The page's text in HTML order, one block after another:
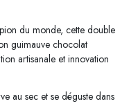
du monde, cette double
guimauve chocolat
artisanale et innovation
au sec et se déguste dans